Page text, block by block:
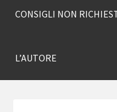
CONSIGLI NON
L’AUTORE